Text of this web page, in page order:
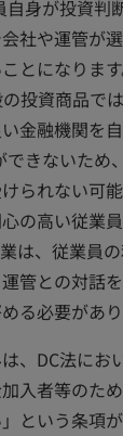
自身が投資判
社や運管が
とになりま
投資商品で
金融機関を
できないため
られない可
の高い従業
は、従業員
管との対話
る必要があり
、DC法にお
入者等のた
という条項